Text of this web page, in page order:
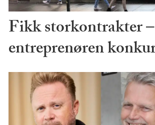
Fikk storkontrakter
entreprenøren